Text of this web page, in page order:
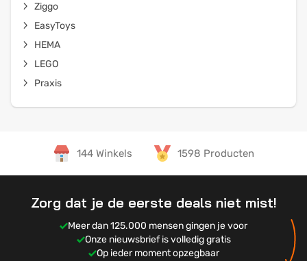
Ziggo
EasyToys
HEMA
LEGO
Praxis
144 Winkels 1598 Producten
Zorg dat je de eerste deals niet mist!
Meer dan 125.000 mensen gingen je voor
Onze nieuwsbrief is volledig gratis
Op ieder moment opzegbaar